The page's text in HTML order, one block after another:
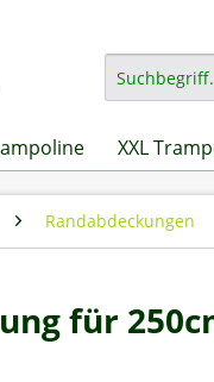
XXL
Randabdeckungen
für